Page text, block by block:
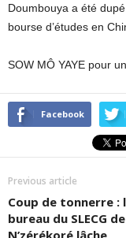
Doumbouya a été
bourse d’études en
SOW MÔ YAYE pour
Facebook
Previous article
Coup de tonnerre :
bureau du SLECG de
N’zérékoré lâche